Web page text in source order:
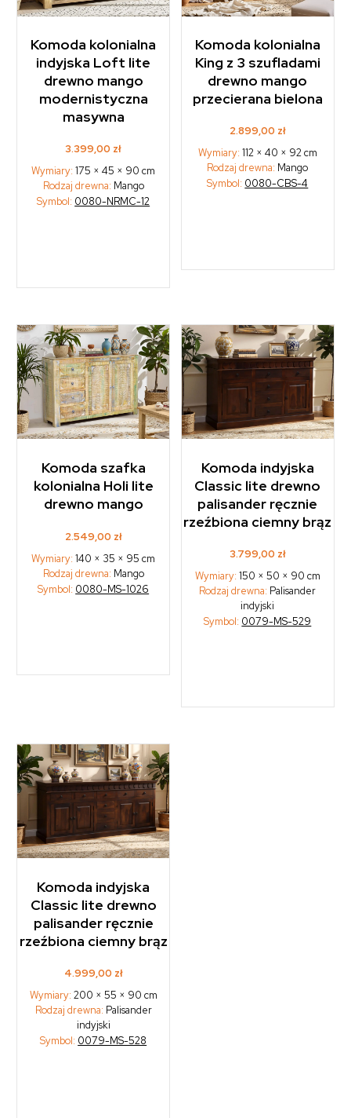
Komoda kolonialna
indyjska Loft lite
drewno mango
modernistyczna
masywna
3.399,00 zł
Wymiary:175 × 45 × 90 cm
Rodzaj drewna: Mango
Symbol: 0080-NRMC-12
Komoda kolonialna
King z 3 szufladami
drewno mango
przecierana bielona
2.899,00 zł
Wymiary: 112 × 40 × 92 cm
Rodzaj drewna: Mango
Symbol: 0080-CBS-4
Komoda szafka
kolonialna Holi lite
drewno mango
2.549,00 zł
Wymiary:140 × 35 × 95 cm
Rodzaj drewna: Mango
Symbol: 0080-MS-1026
Komoda indyjska
Classic lite drewno
palisander ręcznie
rzeźbiona ciemny brąz
3.799,00 zł
Wymiary: 150 × 50 × 90 cm
Rodzaj drewna: Palisander
indyjski
Symbol: 0079-MS-529
Komoda indyjska
Classic lite drewno
palisander ręcznie
rzeźbiona ciemny brąz
4.999,00 zł
Wymiary: 200 × 55 × 90 cm
Rodzaj drewna: Palisander
indyjski
Symbol: 0079-MS-528